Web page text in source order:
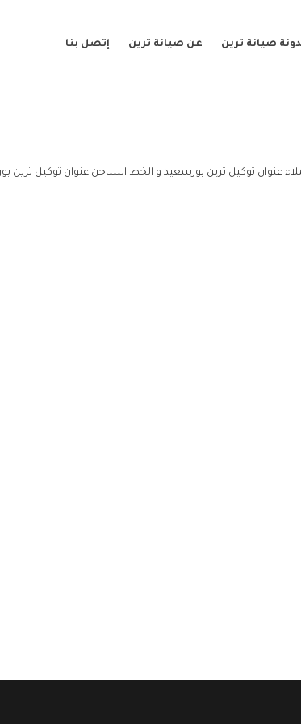
صيانة ترين عن صيانة ترين إتصل بنا
عنوان توكيل ترين بورسعيد و الخط الساخن عنوان توكيل ترين